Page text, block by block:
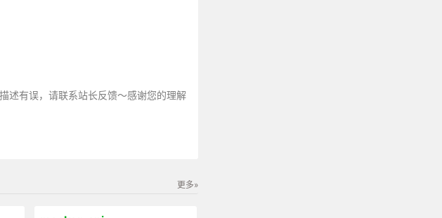
述有误，请联系站长反馈～感谢您的理解
更多»